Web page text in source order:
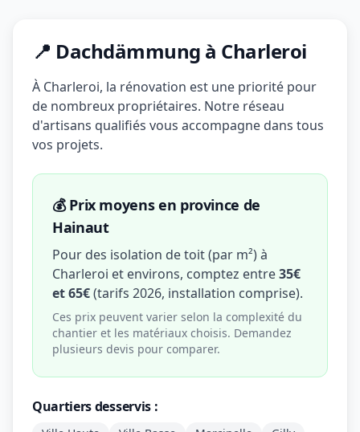
📍 Dachdämmung à Charleroi
À Charleroi, la rénovation est une priorité pour
de nombreux propriétaires. Notre réseau
d'artisans qualifiés vous accompagne dans tous
vos projets.
💰 Prix moyens en province de
Hainaut
Pour des isolation de toit (par m²) à
Charleroi et environs, comptez entre35€
et 65€(tarifs 2026, installation comprise).
Ces prix peuvent varier selon la complexité du
chantier et les matériaux choisis. Demandez
plusieurs devis pour comparer.
Quartiers desservis :